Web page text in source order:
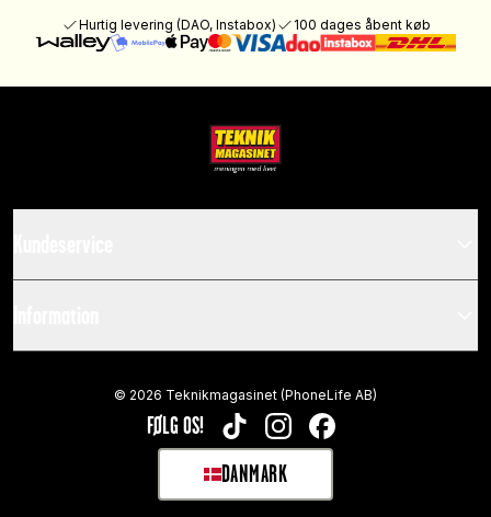
Hurtig levering (DAO, Instabox) 100 dages åbent køb
FØLG OS! TIKTOKINSTAGRAMFACEBOOK
DANMARK
SELECT MARKET
© 2026 Teknikmagasinet (PhoneLife AB)